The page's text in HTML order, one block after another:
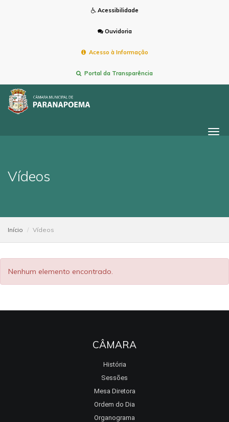
Acessibilidade
Ouvidoria
Acesso à Informação
Portal da Transparência
Vídeos
Início Vídeos
Nenhum elemento encontrado.
CÂMARA
História
Sessões
Mesa Diretora
Ordem do Dia
Organograma